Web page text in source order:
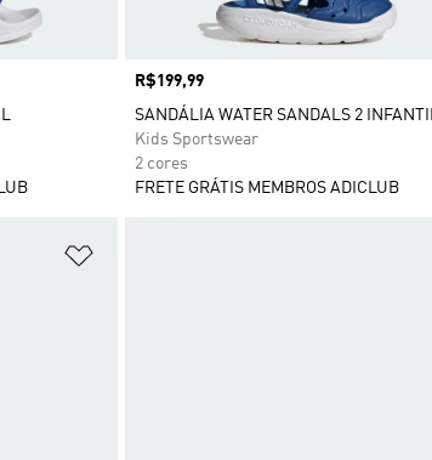
Preço
R$199,99
SANDÁLIA WATER SANDALS 2 INFANTIL
Kids Sportswear
2 cores
FRETE GRÁTIS MEMBROS ADICLUB